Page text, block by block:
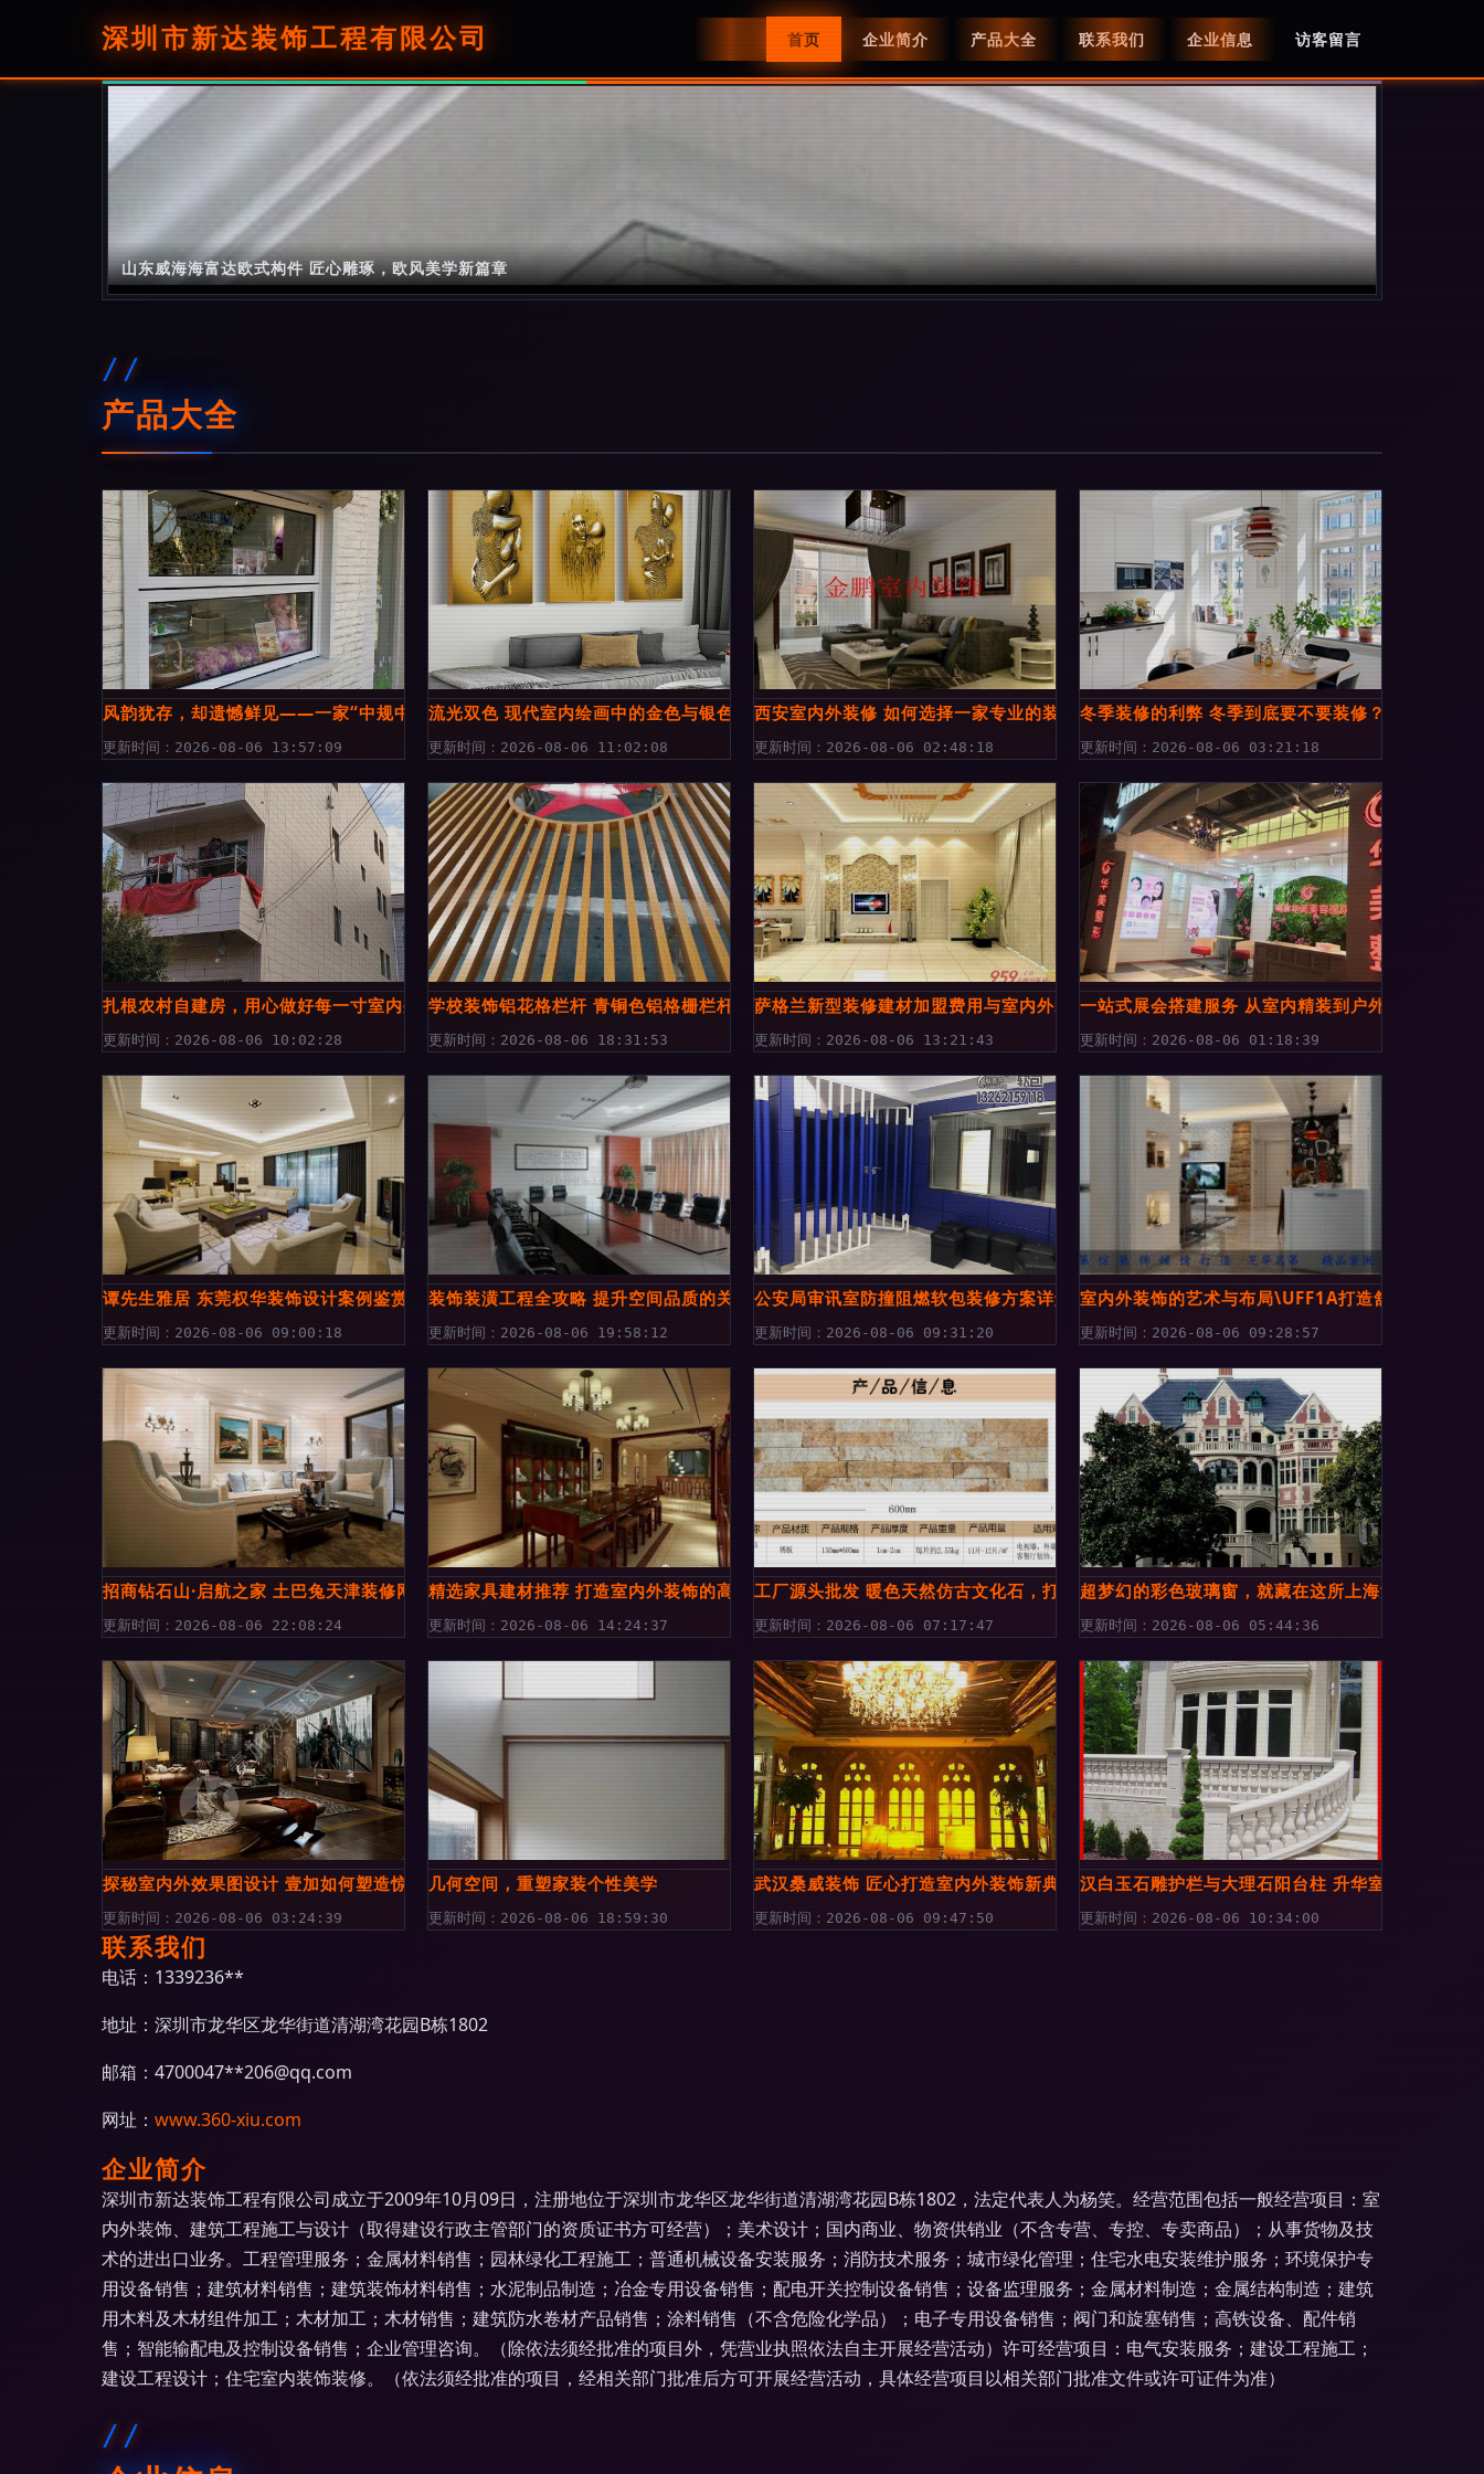
深圳市新达装饰工程有限公司 首页 企业简介 产品大全 联系我们 企业信息 访客留言
山东威海海富达欧式构件 匠心雕琢，欧风美学新篇章
产品大全
风韵犹存，却遗憾鲜见——一家“中规中矩”店面的观察札记
更新时间：2026-08-06 13:57:09
流光双色 现代室内绘画中的金色与银色浪漫
更新时间：2026-08-06 11:02:08
西安室内外装修 如何选择一家专业的装修公司，打造你理想的家居空间
更新时间：2026-08-06 02:48:18
冬季装修的利弊 冬季到底要不要装修？
更新时间：2026-08-06 03:21:18
扎根农村自建房，用心做好每一寸室内外装修
更新时间：2026-08-06 10:02:28
学校装饰铝花格栏杆 青铜色铝格栅栏杆
更新时间：2026-08-06 18:31:53
萨格兰新型装修建材加盟费用与室内外装饰业务解析
更新时间：2026-08-06 13:21:43
一站式展会搭建服务 从室内精装到户外布展的专业
更新时间：2026-08-06 01:18:39
谭先生雅居 东莞权华装饰设计案例鉴赏
更新时间：2026-08-06 09:00:18
装饰装潢工程全攻略 提升空间品质的关键
更新时间：2026-08-06 19:58:12
公安局审讯室防撞阻燃软包装修方案详解 内外结合的安全设计
更新时间：2026-08-06 09:31:20
室内外装饰的艺术与布局\UFF1A打造舒适与美感
更新时间：2026-08-06 09:28:57
招商钻石山·启航之家 土巴兔天津装修网室内外设计案例赏析
更新时间：2026-08-06 22:08:24
精选家具建材推荐 打造室内外装饰的高品质之选
更新时间：2026-08-06 14:24:37
工厂源头批发 暖色天然仿古文化石，打造室内外高级感庭院与别墅
更新时间：2026-08-06 07:17:47
超梦幻的彩色玻璃窗，就藏在这所上海女孩心中的“
更新时间：2026-08-06 05:44:36
探秘室内外效果图设计 壹加如何塑造惊艳的空间艺术
更新时间：2026-08-06 03:24:39
几何空间，重塑家装个性美学
更新时间：2026-08-06 18:59:30
武汉桑威装饰 匠心打造室内外装饰新典范
更新时间：2026-08-06 09:47:50
汉白玉石雕护栏与大理石阳台柱 升华室内外装饰的
更新时间：2026-08-06 10:34:00
联系我们
电话：1339236**
地址：深圳市龙华区龙华街道清湖湾花园B栋1802
邮箱：4700047**206@qq.com
网址： www.360-xiu.com
企业简介
深圳市新达装饰工程有限公司成立于2009年10月09日，注册地位于深圳市龙华区龙华街道清湖湾花园B栋1802，法定代表人为杨笑。经营范围包括一般经营项目：室
内外装饰、建筑工程施工与设计（取得建设行政主管部门的资质证书方可经营）；美术设计；国内商业、物资供销业（不含专营、专控、专卖商品）；从事货物及技
术的进出口业务。工程管理服务；金属材料销售；园林绿化工程施工；普通机械设备安装服务；消防技术服务；城市绿化管理；住宅水电安装维护服务；环境保护专
用设备销售；建筑材料销售；建筑装饰材料销售；水泥制品制造；冶金专用设备销售；配电开关控制设备销售；设备监理服务；金属材料制造；金属结构制造；建筑
用木料及木材组件加工；木材加工；木材销售；建筑防水卷材产品销售；涂料销售（不含危险化学品）；电子专用设备销售；阀门和旋塞销售；高铁设备、配件销
售；智能输配电及控制设备销售；企业管理咨询。（除依法须经批准的项目外，凭营业执照依法自主开展经营活动）许可经营项目：电气安装服务；建设工程施工；
建设工程设计；住宅室内装饰装修。（依法须经批准的项目，经相关部门批准后方可开展经营活动，具体经营项目以相关部门批准文件或许可证件为准）